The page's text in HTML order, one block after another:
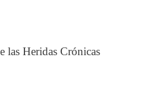
las Heridas Crónicas